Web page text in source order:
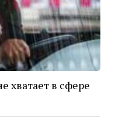
хватает в сфере